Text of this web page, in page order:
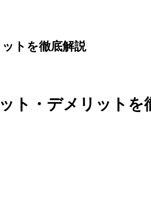
トを徹底解説
ト・デメリットを